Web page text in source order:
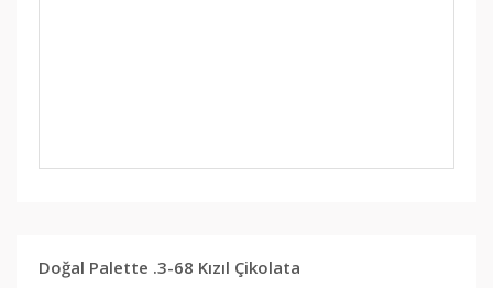
Doğal Palette .3-68 Kızıl Çikolata